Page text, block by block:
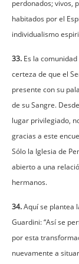
perdonados; vivos,
habitados por el
individualismo
33. Es la
certeza de que el
presente con su
de su Sangre.
lugar privilegiado,
gracias a este
Sólo la Iglesia de
abierto a una
hermanos.
34.Aquí se plantea
Guardini: “Así se
por esta
nuevamente a